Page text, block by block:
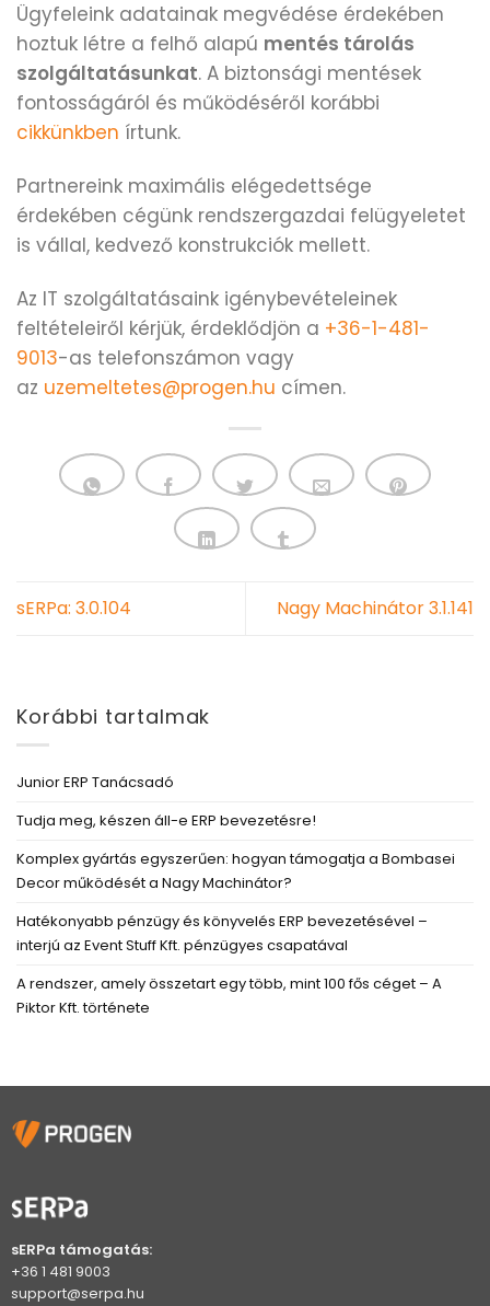
Ügyfeleink adatainak megvédése érdekében
hoztuk létre a felhő alapú mentés tárolás
szolgáltatásunkat. A biztonsági mentések
fontosságáról és működéséről korábbi
cikkünkben írtunk.
Partnereink maximális elégedettsége
érdekében cégünk rendszergazdai felügyeletet
is vállal, kedvező konstrukciók mellett.
Az IT szolgáltatásaink igénybevételeinek
feltételeiről kérjük, érdeklődjön a +36-1-481-
9013-as telefonszámon vagy
az uzemeltetes@progen.hu címen.
sERPa: 3.0.104 Nagy Machinátor 3.1.141
Korábbi tartalmak
Junior ERP Tanácsadó
Tudja meg, készen áll-e ERP bevezetésre!
Komplex gyártás egyszerűen: hogyan támogatja a Bombasei
Decor működését a Nagy Machinátor?
Hatékonyabb pénzügy és könyvelés ERP bevezetésével –
interjú az Event Stuff Kft. pénzügyes csapatával
A rendszer, amely összetart egy több, mint 100 fős céget – A
Piktor Kft. története
sERPa támogatás:
+36 1 481 9003
support@serpa.hu